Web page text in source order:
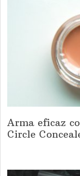
Arma eficaz
Circle